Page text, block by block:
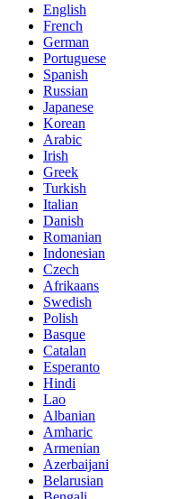
English
French
German
Portuguese
Spanish
Russian
Japanese
Korean
Arabic
Irish
Greek
Turkish
Italian
Danish
Romanian
Indonesian
Czech
Afrikaans
Swedish
Polish
Basque
Catalan
Esperanto
Hindi
Lao
Albanian
Amharic
Armenian
Azerbaijani
Belarusian